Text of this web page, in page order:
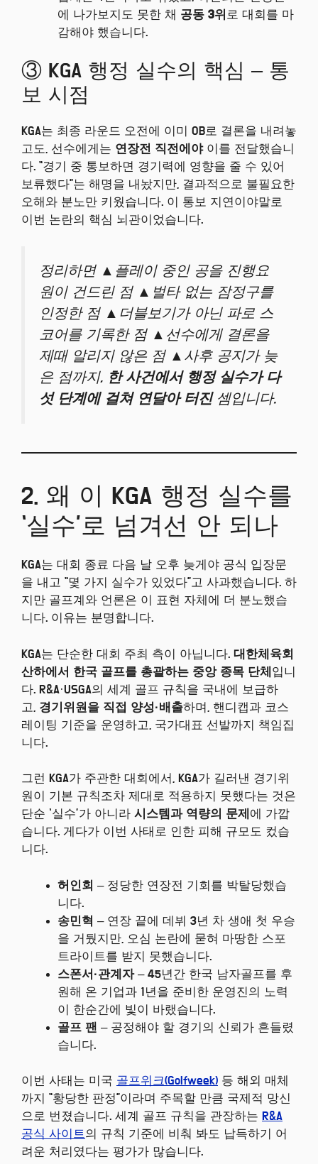
에 나가보지도 못한 채 공동 3위 로 대회를 마
감해야 했습니다.
③ KGA 행정 실수의 핵심 – 통
보 시점
KGA는 최종 라운드 오전에 이미 OB로 결론을 내려놓
고도, 선수에게는 연장전 직전에야이를 전달했습니
다. “경기 중 통보하면 경기력에 영향을 줄 수 있어
보류했다”는 해명을 내놨지만, 결과적으로 불필요한
오해와 분노만 키웠습니다. 이 통보 지연이야말로
이번 논란의 핵심 뇌관이었습니다.
정리하면 ▲플레이 중인 공을 진행요
원이 건드린 점 ▲벌타 없는 잠정구를
인정한 점 ▲더블보기가 아닌 파로 스
코어를 기록한 점 ▲선수에게 결론을
제때 알리지 않은 점 ▲사후 공지가 늦
은 점까지, 한 사건에서 행정 실수가 다
섯 단계에 걸쳐 연달아 터진셈입니다.
2. 왜 이 KGA 행정 실수를
‘실수’로 넘겨선 안 되나
KGA는 대회 종료 다음 날 오후 늦게야 공식 입장문
을 내고 “몇 가지 실수가 있었다”고 사과했습니다. 하
지만 골프계와 언론은 이 표현 자체에 더 분노했습
니다. 이유는 분명합니다.
KGA는 단순한 대회 주최 측이 아닙니다. 대한체육회
산하에서 한국 골프를 총괄하는 중앙 종목 단체 입니
다. R&A·USGA의 세계 골프 규칙을 국내에 보급하
고, 경기위원을 직접 양성·배출하며, 핸디캡과 코스
레이팅 기준을 운영하고, 국가대표 선발까지 책임집
니다.
그런 KGA가 주관한 대회에서, KGA가 길러낸 경기위
원이 기본 규칙조차 제대로 적용하지 못했다는 것은
단순 ‘실수’가 아니라 시스템과 역량의 문제 에 가깝
습니다. 게다가 이번 사태로 인한 피해 규모도 컸습
니다.
허인회 – 정당한 연장전 기회를 박탈당했습
니다.
송민혁 – 연장 끝에 데뷔 3년 차 생애 첫 우승
을 거뒀지만, 오심 논란에 묻혀 마땅한 스포
트라이트를 받지 못했습니다.
스폰서·관계자– 45년간 한국 남자골프를 후
원해 온 기업과 1년을 준비한 운영진의 노력
이 한순간에 빛이 바랬습니다.
골프 팬 – 공정해야 할 경기의 신뢰가 흔들렸
습니다.
이번 사태는 미국 골프위크(Golfweek) 등 해외 매체
까지 “황당한 판정”이라며 주목할 만큼 국제적 망신
으로 번졌습니다. 세계 골프 규칙을 관장하는 R&A
공식 사이트 의 규칙 기준에 비춰 봐도 납득하기 어
려운 처리였다는 평가가 많습니다.